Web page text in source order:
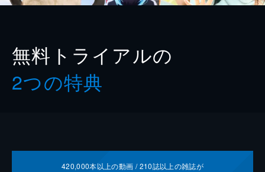
無料トライアルの
2つの特典
420,000本以上の動画 /210誌以上の雑誌が